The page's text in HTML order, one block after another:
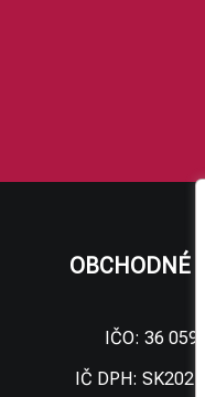
OBCHODNÉ
IČO: 36 059
IČ DPH: